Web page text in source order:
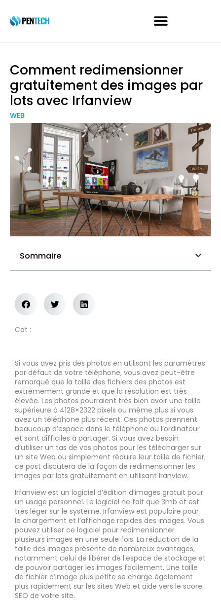
Comment redimensionner
gratuitement des images par
lots avec Irfanview
WEB
Sommaire
Cat :
Si vous avez pris des photos en utilisant les paramètres
par défaut de votre téléphone, vous avez peut-être
remarqué que la taille des fichiers des photos est
extrêmement grande et que la résolution est très
élevée. Les photos pourraient très bien avoir une taille
supérieure à 4128×2322 pixels ou même plus si vous
avez un téléphone plus récent. Ces photos prennent
beaucoup d’espace dans le téléphone ou l’ordinateur
et sont difficiles à partager. Si vous avez besoin
d’utiliser un tas de vos photos pour les télécharger sur
un site Web ou simplement réduire leur taille de fichier,
ce post discutera de la façon de redimensionner les
images par lots gratuitement en utilisant Iranview.
Irfanview est un logiciel d’édition d’images gratuit pour
un usage personnel. Le logiciel ne fait que 3mb et est
très léger sur le système. Irfanview est populaire pour
le chargement et l’affichage rapides des images. Vous
pouvez utiliser ce logiciel pour redimensionner
plusieurs images en une seule fois. La réduction de la
taille des images présente de nombreux avantages,
notamment celui de libérer de l’espace de stockage et
de pouvoir partager les images facilement. Une taille
de fichier d’image plus petite se charge également
plus rapidement sur les sites Web et aide vers le score
SEO de votre site.